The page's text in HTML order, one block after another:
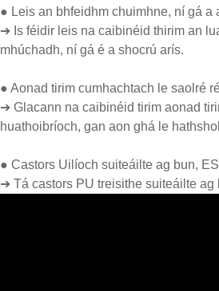
● Leis an bhfeidhm chuimhne, ní gá a
➔ Is féidir leis na caibinéid thirim an
mhúchadh, ní gá é a shocrú arís.
● Aonad tirim cumhachtach le saolré
➔ Glacann na caibinéid tirim aonad
huathoibríoch, gan aon ghá le
● Castors Uilíoch suiteáilte ag bun,
➔ Tá castors PU treisithe suiteáilte